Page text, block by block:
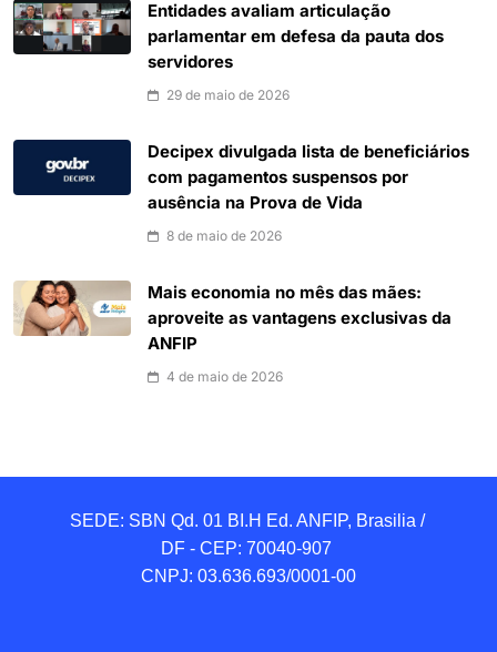
Entidades avaliam articulação
parlamentar em defesa da pauta dos
servidores
29 de maio de 2026
Decipex divulgada lista de beneficiários
com pagamentos suspensos por
ausência na Prova de Vida
8 de maio de 2026
Mais economia no mês das mães:
aproveite as vantagens exclusivas da
ANFIP
4 de maio de 2026
SEDE: SBN Qd. 01 BI.H Ed. ANFIP, Brasilia /
DF - CEP: 70040-907
CNPJ: 03.636.693/0001-00